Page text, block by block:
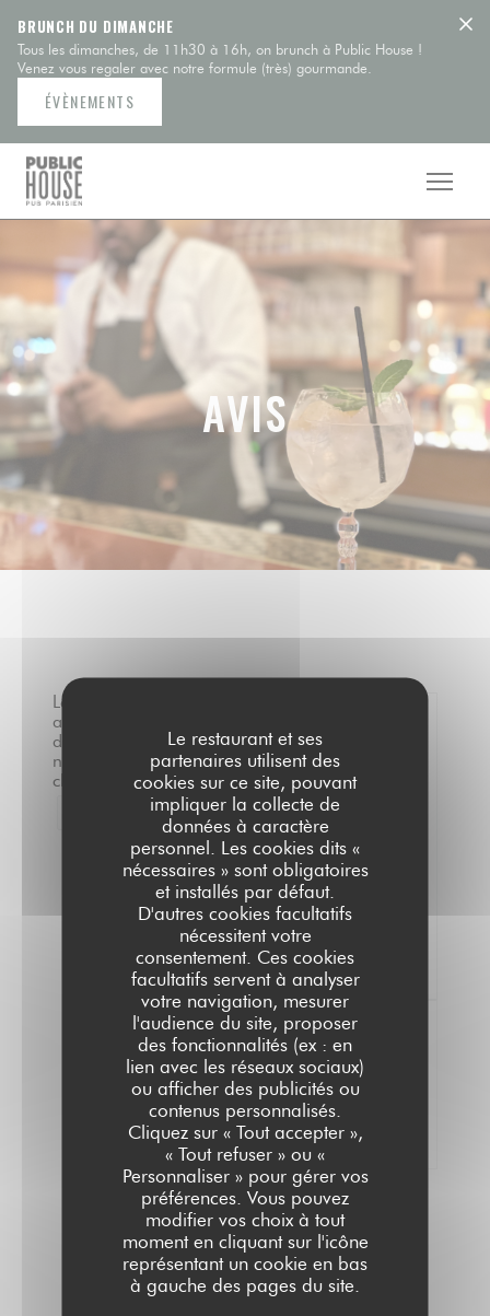
Le restaurant et ses
partenaires utilisent des
cookies sur ce site, pouvant
impliquer la collecte de
données à caractère
personnel. Les cookies dits «
nécessaires » sont obligatoires
et installés par défaut.
D'autres cookies facultatifs
nécessitent votre
consentement. Ces cookies
facultatifs servent à analyser
votre navigation, mesurer
l'audience du site, proposer
des fonctionnalités (ex : en
lien avec les réseaux sociaux)
ou afficher des publicités ou
contenus personnalisés.
Cliquez sur « Tout accepter »,
« Tout refuser » ou «
Personnaliser » pour gérer vos
préférences. Vous pouvez
modifier vos choix à tout
moment en cliquant sur l'icône
représentant un cookie en bas
à gauche des pages du site.
BRUNCH DU DIMANCHE
Tous les dimanches, de 11h30 à 16h, on brunch à Public House !
Venez vous regaler avec notre formule (très) gourmande.
ÉVÈNEMENTS
AVIS
Les
avis
de
nos
clients
0 /5
Note moyenne —0 avis
Ambiance
Cuisine
Qualité/Prix
100% avis vérifiés
Seuls les clients ayant réservé ont laissé
leur avis